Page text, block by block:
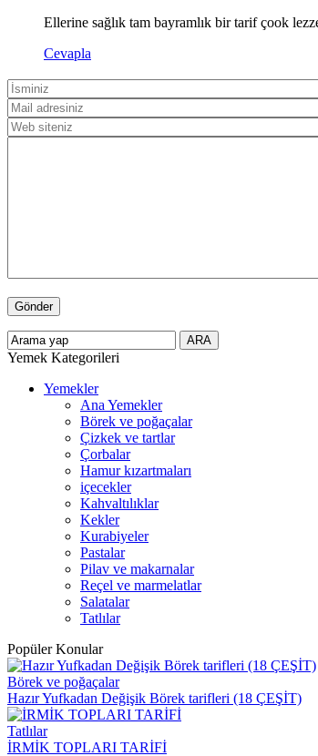
Ellerine sağlık tam bayramlık bir tarif çook
Cevapla
Yemek Kategorileri
Yemekler
Ana Yemekler
Börek ve poğaçalar
Çizkek ve tartlar
Çorbalar
Hamur kızartmaları
içecekler
Kahvaltılıklar
Kekler
Kurabiyeler
Pastalar
Pilav ve makarnalar
Reçel ve marmelatlar
Salatalar
Tatlılar
Popüler Konular
Börek ve poğaçalar
Hazır Yufkadan Değişik Börek tarifleri (18 ÇEŞİT)
Tatlılar
İRMİK TOPLARI TARİFİ